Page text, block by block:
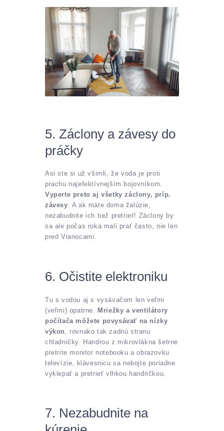
5. Záclony a závesy do
práčky
Asi ste si už všimli, že voda je proti
prachu najefektívnejším bojovníkom.
Vyperte preto aj všetky záclony, príp.
závesy. A ak máte doma žalúzie,
nezabudnite ich tiež pretrieť! Záclony by
sa ale počas roka mali prať často, nie len
pred Vianocami.
6. Očistite elektroniku
Tu s vodou aj s vysávačom len veľmi
(veľmi) opatrne. Mriežky a ventilátory
počítača môžete povysávať na nízky
výkon
, rovnako tak zadnú stranu
chladničky. Handrou z mikrovlákna šetrne
pretrite monitor notebooku a obrazovku
televízie, klávesnicu sa nebojte poriadne
vyklepať a pretrieť vlhkou handričkou.
7. Nezabudnite na